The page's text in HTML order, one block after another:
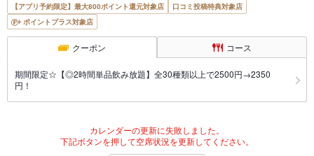
【アプリ予約限定】最大800ポイント還元対象店
口コミ投稿特典対象店
ポイントプラス対象店
クーポン コース
期間限定☆【◎2時間単品飲み放題】全30種類以上で2500円→2350
円！
カレンダーの更新に失敗しました。
下記ボタンを押して空席状況を更新してください。